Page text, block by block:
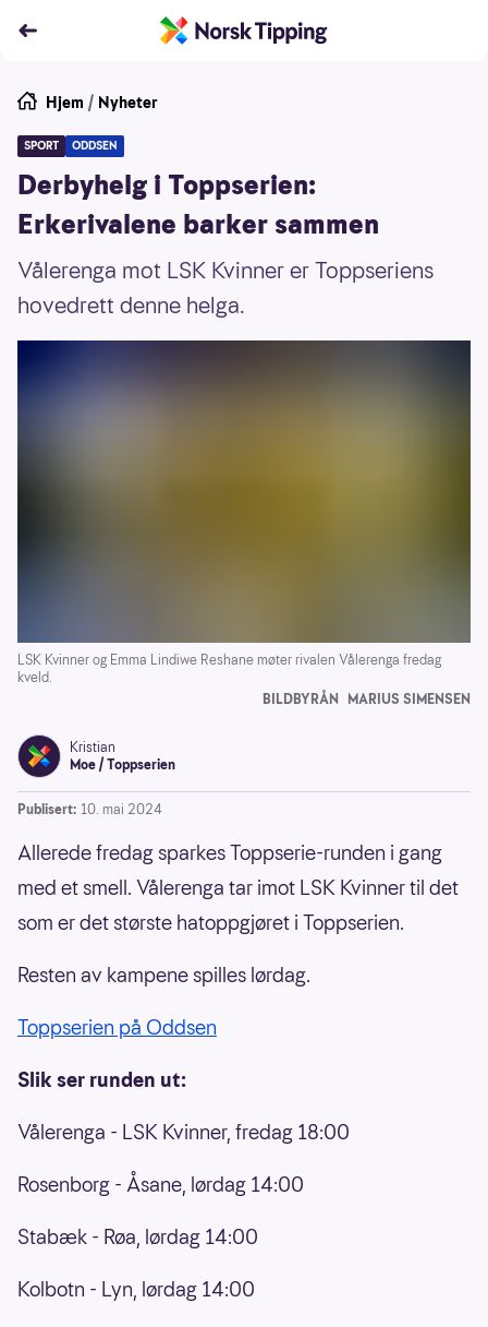
Hjem / Nyheter
SPORT ODDSEN
Derbyhelg i Toppserien:
Erkerivalene barker sammen
Vålerenga mot LSK Kvinner er Toppseriens
hovedrett denne helga.
LSK Kvinner og Emma Lindiwe Reshane møter rivalen Vålerenga fredag
kveld.
BILDBYRÅN MARIUS SIMENSEN
Kristian
Moe / Toppserien
Publisert: 10. mai 2024
Allerede fredag sparkes Toppserie-runden i gang
med et smell. Vålerenga tar imot LSK Kvinner til det
som er det største hatoppgjøret i Toppserien.
Resten av kampene spilles lørdag.
Toppserien på Oddsen
Slik ser runden ut:
Vålerenga - LSK Kvinner, fredag 18:00
Rosenborg - Åsane, lørdag 14:00
Stabæk - Røa, lørdag 14:00
Kolbotn - Lyn, lørdag 14:00